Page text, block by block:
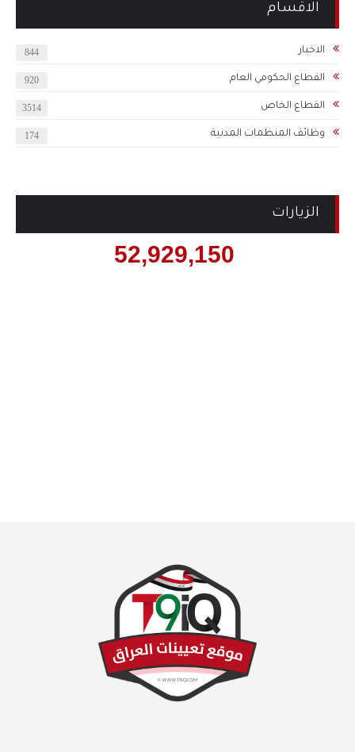
الاقسام
الاخبار 844
القطاع الحكومي العام 920
القطاع الخاص 3514
وظائف المنظمات المدنية 174
الزيارات
52,929,150